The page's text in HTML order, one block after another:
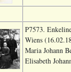
P7573.
Wiens
Maria Johann
Elisabeth